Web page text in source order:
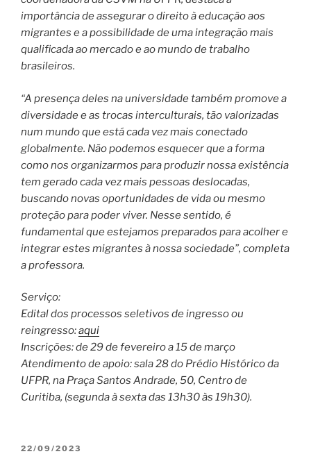
importância de assegurar o direito à educação aos
migrantes e a possibilidade de uma integração mais
qualificada ao mercado e ao mundo de trabalho
brasileiros.
“A presença deles na universidade também promove a
diversidade e as trocas interculturais, tão valorizadas
num mundo que está cada vez mais conectado
globalmente. Não podemos esquecer que a forma
como nos organizarmos para produzir nossa existência
tem gerado cada vez mais pessoas deslocadas,
buscando novas oportunidades de vida ou mesmo
proteção para poder viver. Nesse sentido, é
fundamental que estejamos preparados para acolher e
integrar estes migrantes à nossa sociedade”, completa
a professora.
Serviço:
Edital dos processos seletivos de ingresso ou
reingresso:aqui
Inscrições: de 29 de fevereiro a 15 de março
Atendimento de apoio: sala 28 do Prédio Histórico da
UFPR, na Praça Santos Andrade, 50, Centro de
Curitiba, (segunda à sexta das 13h30 às 19h30).
PUBLICADO
22/09/2023